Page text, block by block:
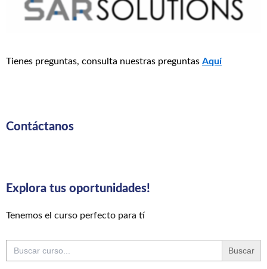
Tienes preguntas, consulta nuestras preguntas Aquí
Contáctanos
Explora tus oportunidades!
Tenemos el curso perfecto para tí
Buscar: